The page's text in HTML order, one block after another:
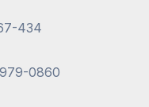
434
0860